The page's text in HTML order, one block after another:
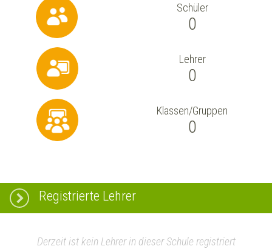
Schüler
0
Lehrer
0
Klassen/Gruppen
0
Registrierte Lehrer
Derzeit ist kein Lehrer in dieser Schule registriert